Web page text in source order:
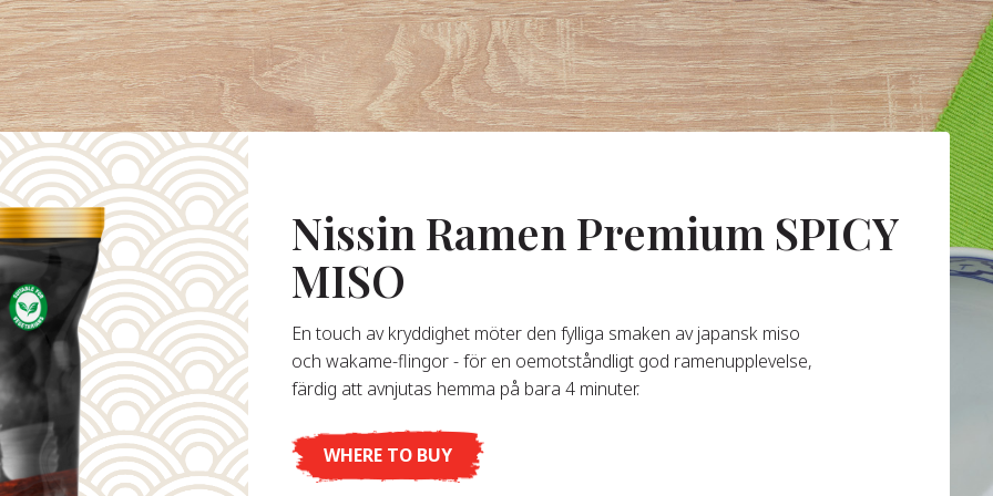
Nissin Ramen Premium SPICY
MISO
En touch av kryddighet möter den fylliga smaken av japansk miso
och wakame-flingor - för en oemotståndligt god ramenupplevelse,
färdig att avnjutas hemma på bara 4 minuter.
WHERE TO BUY